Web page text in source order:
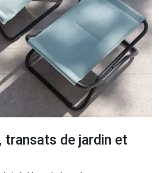
transats de jardin et